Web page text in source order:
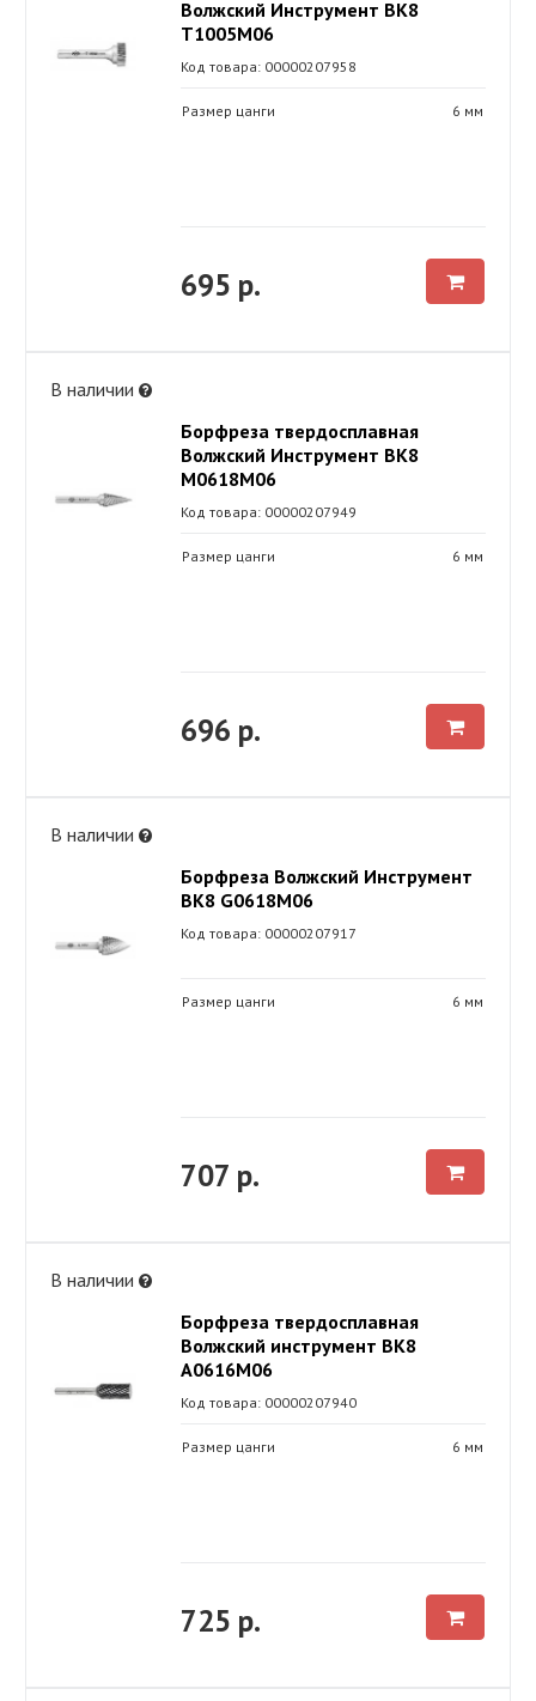
Волжский Инструмент ВК8
Т1005М06
Код товара: 00000207958
Размер цанги 6 мм
695 р.
В наличии
Борфреза твердосплавная
Волжский Инструмент ВК8
М0618М06
Код товара: 00000207949
Размер цанги 6 мм
696 р.
В наличии
Борфреза Волжский Инструмент
ВК8 G0618М06
Код товара: 00000207917
Размер цанги 6 мм
707 р.
В наличии
Борфреза твердосплавная
Волжский инструмент ВК8
А0616М06
Код товара: 00000207940
Размер цанги 6 мм
725 р.